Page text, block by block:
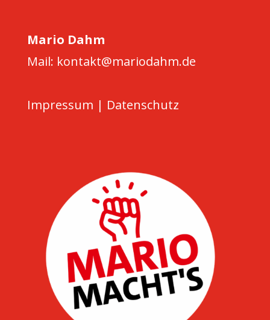
Mario Dahm
Mail: kontakt@mariodahm.de
Impressum | Datenschutz